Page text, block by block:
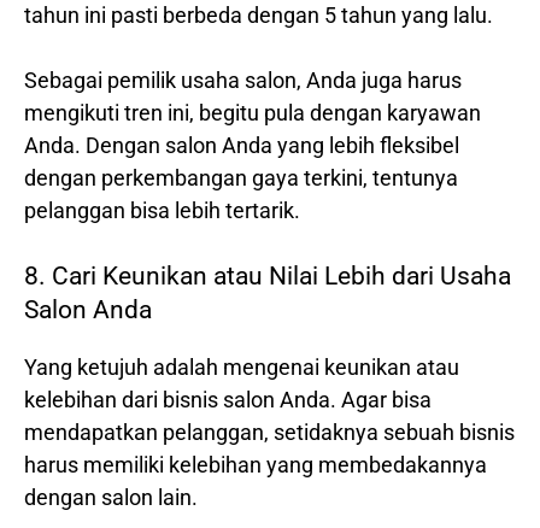
tahun ini pasti berbeda dengan 5 tahun yang lalu.
Sebagai pemilik usaha salon, Anda juga harus
mengikuti tren ini, begitu pula dengan karyawan
Anda. Dengan salon Anda yang lebih fleksibel
dengan perkembangan gaya terkini, tentunya
pelanggan bisa lebih tertarik.
8. Cari Keunikan atau Nilai Lebih dari Usaha
Salon Anda
Yang ketujuh adalah mengenai keunikan atau
kelebihan dari bisnis salon Anda. Agar bisa
mendapatkan pelanggan, setidaknya sebuah bisnis
harus memiliki kelebihan yang membedakannya
dengan salon lain.